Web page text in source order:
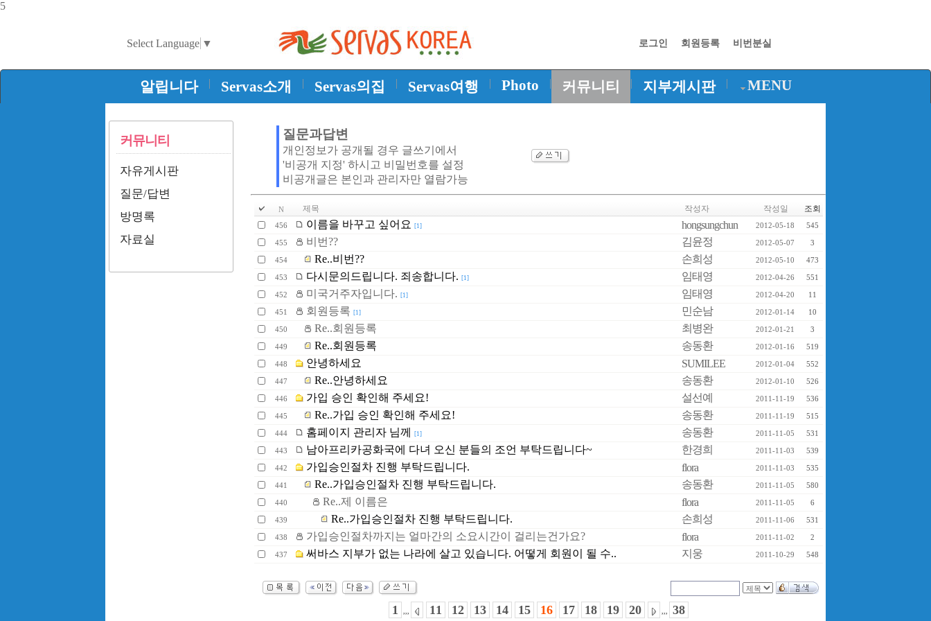
5
Select Language ▼ 로그인 회원등록 비번분실
알립니다 | Servas소개 | Servas의집 | Servas여행 | Photo | 커뮤니티 | 지부게시판 | MENU
커뮤니티
자유게시판
질문/답변
방명록
자료실
질문과답변
개인정보가 공개될 경우 글쓰기에서
'비공개 지정' 하시고 비밀번호를 설정
비공개글은 본인과 관리자만 열람가능
N 제목 작성자 작성일 조회
456 이름을 바꾸고 싶어요 [1] hongsungchun 2012-05-18 545
455 비번?? 김윤정 2012-05-07 3
454 Re..비번?? 손희성 2012-05-10 473
453 다시문의드립니다. 죄송합니다. [1] 임태영 2012-04-26 551
452 미국거주자입니다. [1] 임태영 2012-04-20 11
451 회원등록 [1] 민순남 2012-01-14 10
450 Re..회원등록 최병완 2012-01-21 3
449 Re..회원등록 송동환 2012-01-16 519
448 안녕하세요 SUMILEE 2012-01-04 552
447 Re..안녕하세요 송동환 2012-01-10 526
446 가입 승인 확인해 주세요! 설선예 2011-11-19 536
445 Re..가입 승인 확인해 주세요! 송동환 2011-11-19 515
444 홈페이지 관리자 님께 [1] 송동환 2011-11-05 531
443 남아프리카공화국에 다녀 오신 분들의 조언 부탁드립니다~ 한경희 2011-11-03 539
442 가입승인절차 진행 부탁드립니다. flora 2011-11-03 535
441 Re..가입승인절차 진행 부탁드립니다. 송동환 2011-11-05 580
440 Re..제 이름은 flora 2011-11-05 6
439 Re..가입승인절차 진행 부탁드립니다. 손희성 2011-11-06 531
438 가입승인절차까지는 얼마간의 소요시간이 걸리는건가요? flora 2011-11-02 2
437 써바스 지부가 없는 나라에 살고 있습니다. 어떻게 회원이 될 수.. 지웅 2011-10-29 548
1 ,,, 11 12 13 14 15 16 17 18 19 20 ,,, 38